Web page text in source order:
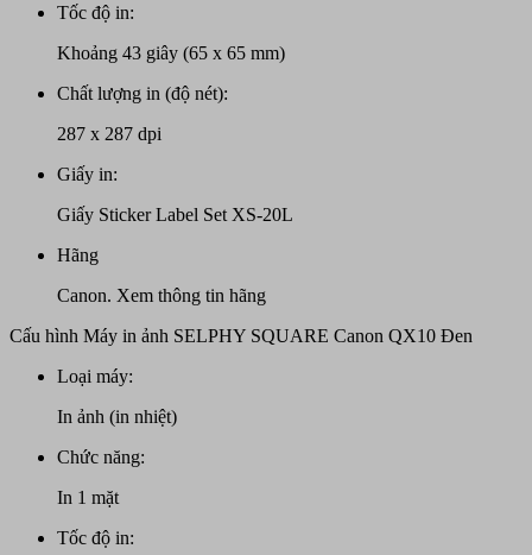
Tốc độ in:
Khoảng 43 giây (65 x 65 mm)
Chất lượng in (độ nét):
287 x 287 dpi
Giấy in:
Giấy Sticker Label Set XS-20L
Hãng
Canon. Xem thông tin hãng
Cấu hình Máy in ảnh SELPHY SQUARE Canon QX10 Đen
Loại máy:
In ảnh (in nhiệt)
Chức năng:
In 1 mặt
Tốc độ in: